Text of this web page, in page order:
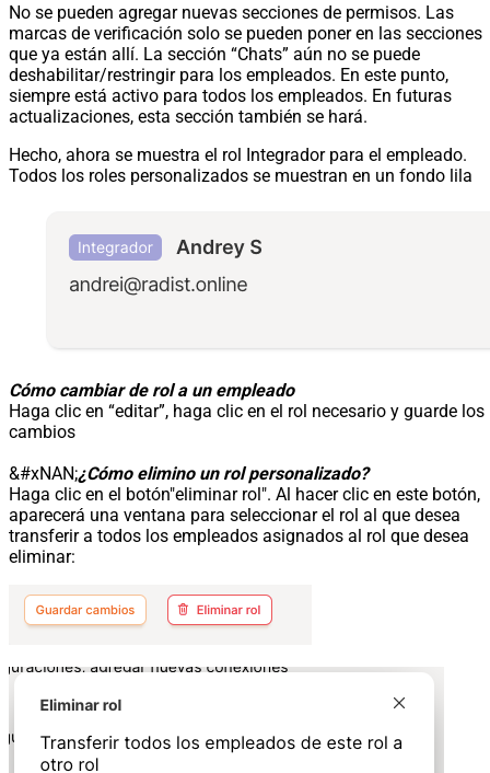
No se pueden agregar nuevas secciones de permisos. Las
marcas de verificación solo se pueden poner en las secciones
que ya están allí. La sección “Chats” aún no se puede
deshabilitar/restringir para los empleados. En este punto,
siempre está activo para todos los empleados. En futuras
actualizaciones, esta sección también se hará.
Hecho, ahora se muestra el rol Integrador para el empleado.
Todos los roles personalizados se muestran en un fondo lila
Cómo cambiar de rol a un empleado
Haga clic en “editar”, haga clic en el rol necesario y guarde los
cambios
&#xNAN;¿Cómo elimino un rol personalizado?
Haga clic en el botón"eliminar rol". Al hacer clic en este botón,
aparecerá una ventana para seleccionar el rol al que desea
transferir a todos los empleados asignados al rol que desea
eliminar: